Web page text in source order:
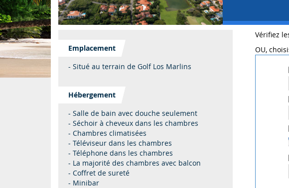
Emplacement
- Situé au terrain de Golf Los Marlins
Hébergement
- Salle de bain avec douche seulement
- Séchoir à cheveux dans les chambres
- Chambres climatisées
- Téléviseur dans les chambres
- Téléphone dans les chambres
- La majorité des chambres avec balcon
- Coffret de sureté
- Minibar
Vérifiez
OU,